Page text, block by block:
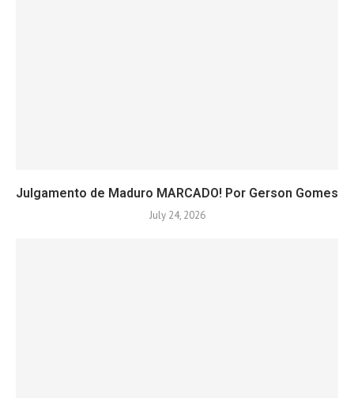
Julgamento de Maduro MARCADO! Por Gerson Gomes
July 24, 2026